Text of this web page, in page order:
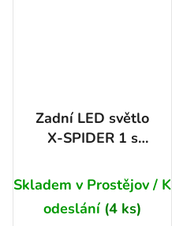
Zadní LED světlo
X-SPIDER 1 s
hodnocení
produktu
Skladem v Prostějov / K
odeslání (4 ks)